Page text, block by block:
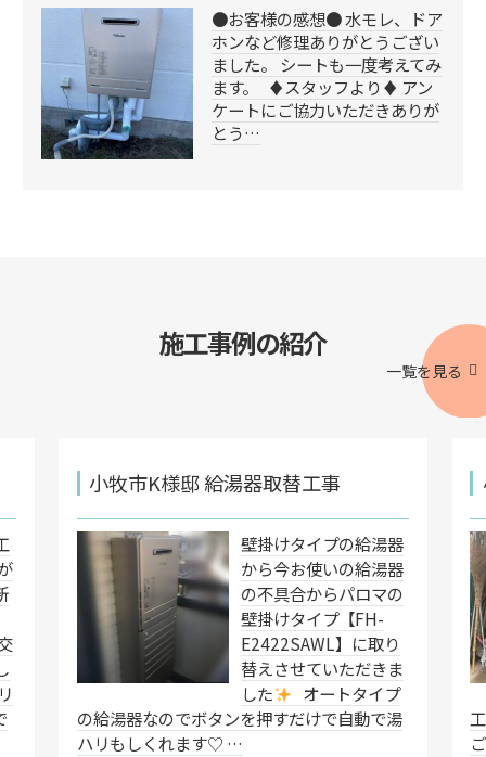
●お客様の感想● 水モレ、ドア
ホンなど修理ありがとうござい
ました。 シートも一度考えてみ
ます。 ♦️スタッフより♦️ アン
ケートにご協力いただきありが
とう…
施工事例の紹介
一覧を見る
小牧市K様邸 給湯器取替工事
壁掛けタイプの給湯器
から今お使いの給湯器
の不具合からパロマの
壁掛けタイプ【FH-
E2422SAWL】に取り
替えさせていただきま
した
オートタイプ
の給湯器なのでボタンを押すだけで自動で湯
ハリもしくれます♡ …